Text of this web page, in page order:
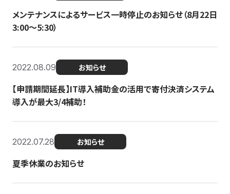
メンテナンスによるサービス一時停止のお知らせ（8月22日
3:00〜5:30）
2022.08.09 お知らせ
【申請期間延長】IT導入補助金の活用で寄付決済システム
導入が最大3/4補助！
2022.07.28 お知らせ
夏季休業のお知らせ